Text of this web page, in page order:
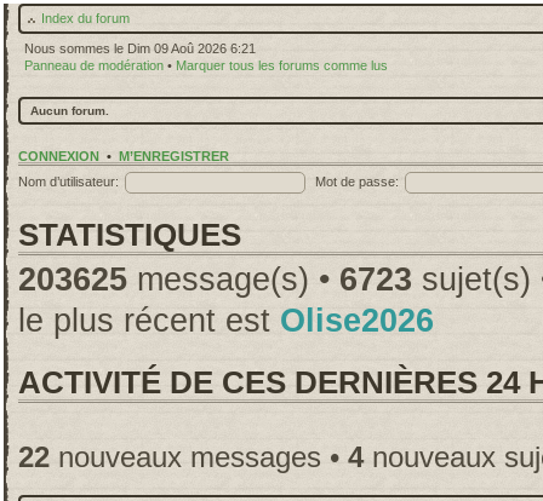
Index du forum
Nous sommes le Dim 09 Aoû 2026 6:21
Panneau de modération • Marquer tous les forums comme lus
Aucun forum.
CONNEXION • M’ENREGISTRER
Nom d’utilisateur:
Mot de passe:
STATISTIQUES
203625 message(s) • 6723 sujet(s)
le plus récent est Olise2026
ACTIVITÉ DE CES DERNIÈRES 24
22 nouveaux messages • 4nouveaux